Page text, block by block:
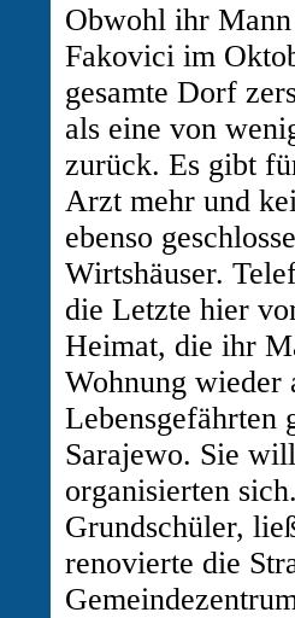
Obwohl ihr
Fakovici im
gesamte Dorf
als eine von
zurück. Es gibt
Arzt mehr und
ebenso
Wirtshäuser.
die Letzte hier
Heimat, die ihr
Wohnung wieder
Lebensgefährten
Sarajewo. Sie
organisierten
Grundschüler,
renovierte die